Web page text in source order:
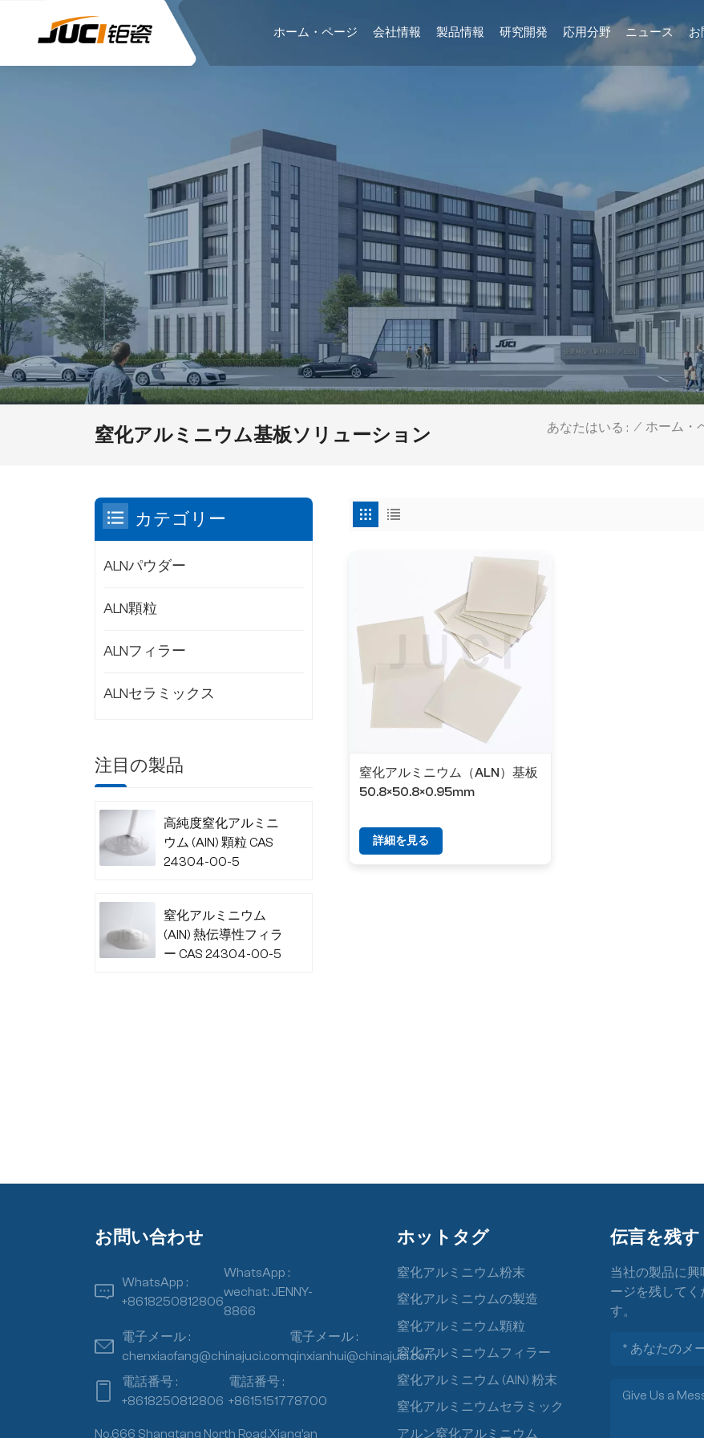
ホーム・ページ 会社情報 製品情報 研究開発 応用分野 ニュース お
窒化アルミニウム基板ソリューション あなたはいる : / ホーム・
窒化アルミニウム（ALN）基板
50.8×50.8×0.95mm
詳細を見る
カテゴリー
ALNパウダー
ALN顆粒
ALNフィラー
ALNセラミックス
注目の製品
高純度窒化アルミニ
ウム (AlN) 顆粒 CAS
24304-00-5
窒化アルミニウム
(AlN) 熱伝導性フィラ
ー CAS 24304-00-5
お問い合わせ
WhatsApp :
+8618250812806
WhatsApp :
wechat: JENNY-
8866
電子メール :
chenxiaofang@chinajuci.com
電子メール :
qinxianhui@chinajuci.com
電話番号 :
+8618250812806
電話番号 :
+8615151778700
No.666 Shangtang North Road,Xiang’an
ホットタグ
窒化アルミニウム粉末
窒化アルミニウムの製造
窒化アルミニウム顆粒
窒化アルミニウムフィラー
窒化アルミニウム (AlN) 粉末
窒化アルミニウムセラミック
アルン窒化アルミニウム
伝言を残す
当社の製品に
ージを残して
す。